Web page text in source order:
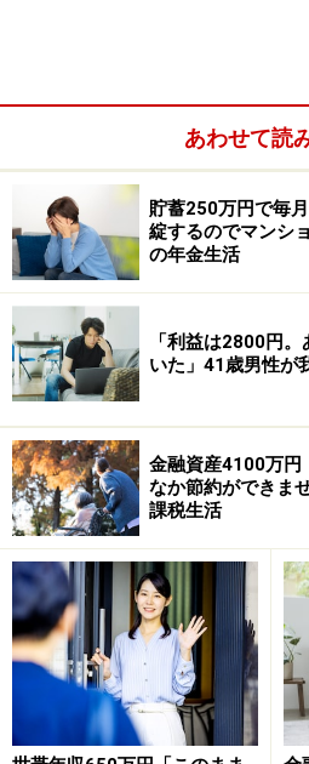
す。85歳までは健康でさまざ
のでとてもありがたいです」と
ひと月の支出は約「32万円」
月で足りない」と回答されてい
「週4日のアルバイト
う」
年金で足りない支出については
円」で賄っているという投稿者
年金以外に「健康のためにマン
アルバイトをしています。月平
段の上り下りや窓拭きなど体力
6時間勤務は、まるでスポーツ
健康である限り80歳までは続け
す。
また別途不動産も所持してい
あわせて読
貯蓄250万円で毎
綻するのでマンシ
の年金生活
「利益は2800円
いた」41歳男性が
金融資産4100万円
なか節約ができま
課税生活